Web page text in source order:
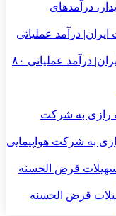
درآمدهای
تغییر مثبت در عملکرد مالی بانک صادرات ایران| درآمد عملیاتی ۸۰
بیمه رازی به شرکت هواپیمایی
ریال تسهیلات قرض الحسنه